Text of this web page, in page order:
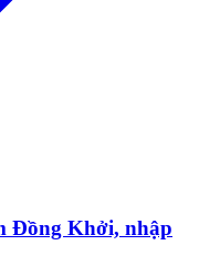
Đồng Khởi, nhập